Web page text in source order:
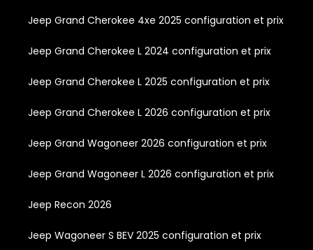
Jeep Grand Cherokee 4xe 2025 configuration et prix
Jeep Grand Cherokee L 2024 configuration et prix
Jeep Grand Cherokee L 2025 configuration et prix
Jeep Grand Cherokee L 2026 configuration et prix
Jeep Grand Wagoneer 2026 configuration et prix
Jeep Grand Wagoneer L 2026 configuration et prix
Jeep Recon 2026
Jeep Wagoneer S BEV 2025 configuration et prix